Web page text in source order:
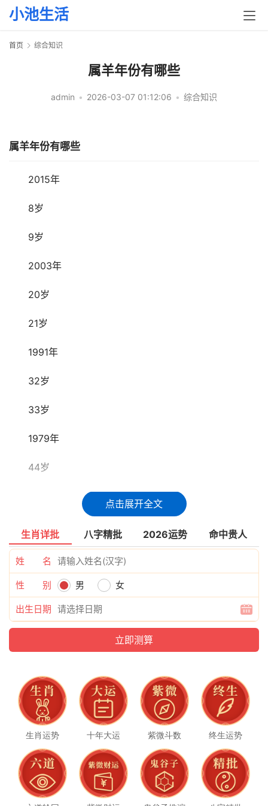
小池生活
首页 综合知识
属羊年份有哪些
admin • 2026-03-07 01:12:06 • 综合知识
属羊年份有哪些
2015年
8岁
9岁
2003年
20岁
21岁
1991年
32岁
33岁
1979年
44岁
56岁
57岁
1955年
1943年
80岁
81岁
1931年
点击展开全文
生肖详批 八字精批 2026运势 命中贵人
姓 名
性 别 男 女
出生日期
生肖运势 十年大运 紫微斗数 终生运势